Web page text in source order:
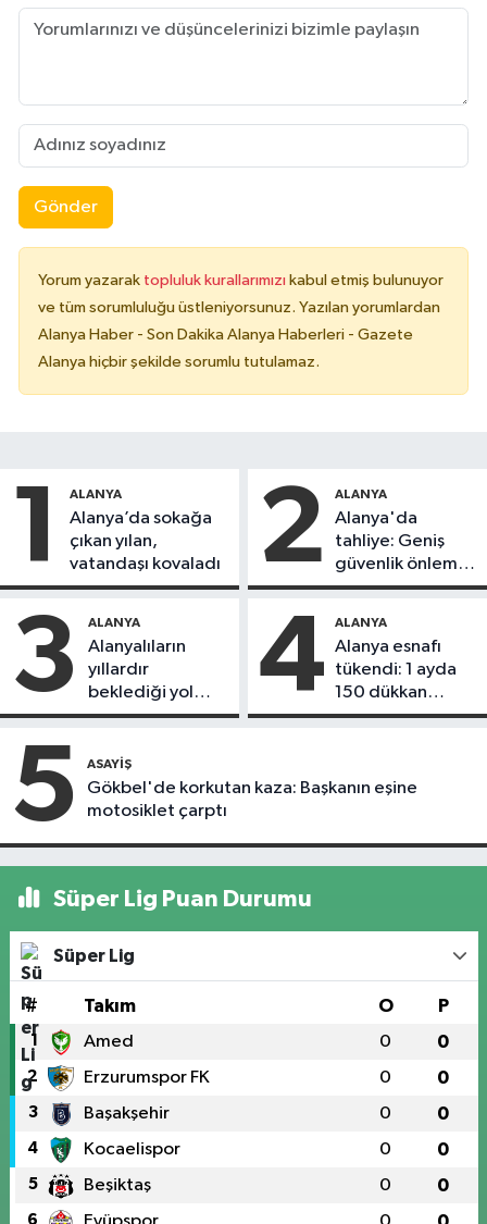
Gönder
Yorum yazarak topluluk kurallarımızı kabul etmiş bulunuyor
ve tüm sorumluluğu üstleniyorsunuz. Yazılan yorumlardan
Alanya Haber - Son Dakika Alanya Haberleri - Gazete
Alanya hiçbir şekilde sorumlu tutulamaz.
1 ALANYA
Alanya’da sokağa
çıkan yılan,
vatandaşı kovaladı
2 ALANYA
Alanya'da
tahliye: Geniş
güvenlik önlemi
alındı
3 ALANYA
Alanyalıların
yıllardır
beklediği yol
askıdan döndü
4 ALANYA
Alanya esnafı
tükendi: 1 ayda
150 dükkan
kapandı
5 ASAYIŞ
Gökbel'de korkutan kaza: Başkanın eşine
motosiklet çarptı
Süper Lig Puan Durumu
Süper Lig
# Takım O P
1 Amed 0 0
2 Erzurumspor FK 0 0
3 Başakşehir 0 0
4 Kocaelispor 0 0
5 Beşiktaş 0 0
6